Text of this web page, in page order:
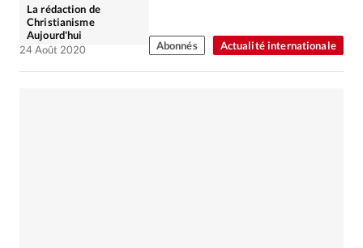
Actualité internationale
La rédaction de
Christianisme
Aujourd'hui
24 Août 2020
Abonnés